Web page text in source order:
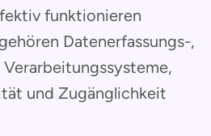
funktionieren
Datenerfassungs-,
und Zugänglichkeit